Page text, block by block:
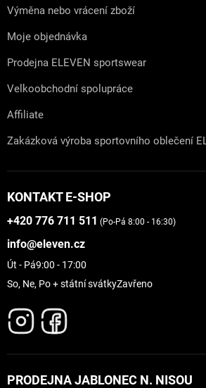
Výměna nebo vrácení zboží
Moje objednávka
Prodejna ELEVEN sportswear
Velkoobchodní spolupráce
Affiliate
Zakázková výroba sportovního oblečení
KONTAKT E-SHOP
+420 776 711 511 (Po-Pá 8:00 - 16:30)
info@eleven.cz
Út - Pá9:00 - 17:00
So, Ne, Po + státní svátkyZavřeno
PRODEJNA JABLONEC N. NISOU